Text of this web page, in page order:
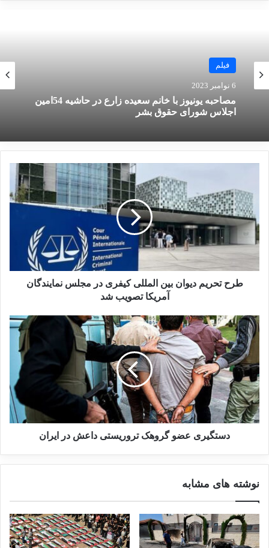
حامی تروریسم حذف کند، افزود: کشورهای دیگری
از جمله برخی از اعضای اتحادیه اروپا، اسپانیا،
کانادا، کلمبیا، شیلی و بسیاری دیگر درخواست
نوشته های مشابه
انتشار شاخص تروریسم جهانی در
سال 2022: افغانستان همچنان در
صدر متاثرین از تروریسم
19 مارس 2023
بررسی فیلم‌ها و سریال‌های ایرانی
19 می 2025
به نوشته سی ان ان، این اقدام بایدن به احتمال
زیاد پس از بازگشت دونالد ترامپ رئیس جمهور
منتخب ایالات متحده به کاخ سفید در هفته آینده لغو
خواهد شد، چرا که نام کوبا در آخرین روزهای دوره
قبلی ریاست جمهوری ترامپ در فهرست
کشورهای حامی تروریسم گنجانده شده بود.
به گزارش ایرنا، روسای جمهوری سابق ۳۵ کشور
جهان پیشتر با ارسال نامه‌ای به رئیس‌جمهور
فیلم
6 نوامبر 2023
اجلاس شورای حقوق بشر
اخبار
صهیونیستی دعوت به ارتکاب جنایت جنگی است
طرح تحریم دیوان بین المللی کیفری در مجلس نمایندگان
آمریکا تصویب شد
دستگیری عضو گروهک تروریستی داعش در ایران
نوشته های مشابه